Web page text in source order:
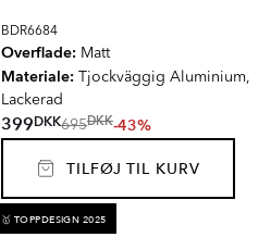
BDR6684
Overflade: Matt
Materiale: Tjockväggig Aluminium,
Lackerad
399DKK695DKK-43%
TILFØJ TIL KURV
🥇 TOPPDESIGN 2025